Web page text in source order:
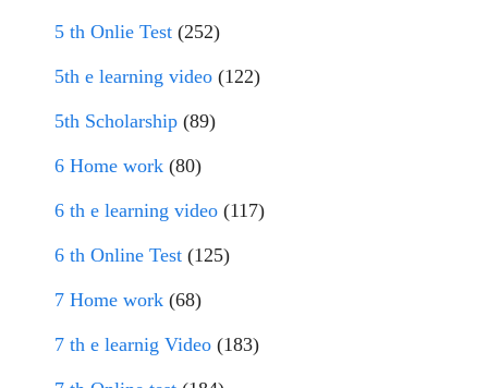
5 th Onlie Test (252)
5th e learning video (122)
5th Scholarship (89)
6 Home work (80)
6 th e learning video (117)
6 th Online Test (125)
7 Home work (68)
7 th e learnig Video (183)